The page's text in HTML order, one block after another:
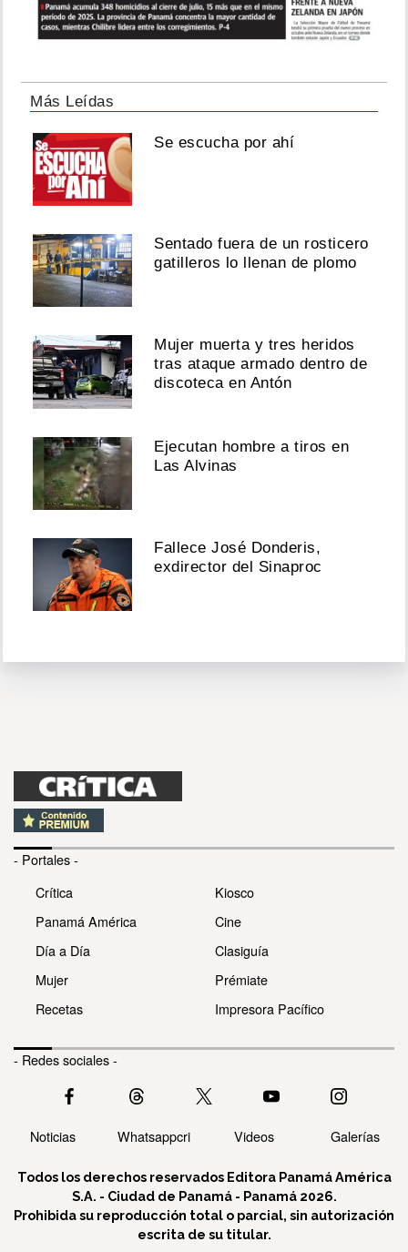
Más Leídas
Se escucha por ahí
Sentado fuera de un rosticero
gatilleros lo llenan de plomo
Mujer muerta y tres heridos
tras ataque armado dentro de
discoteca en Antón
Ejecutan hombre a tiros en
Las Alvinas
Fallece José Donderis,
exdirector del Sinaproc
- Portales -
Crítica
Panamá América
Día a Día
Mujer
Recetas
Kiosco
Cine
Clasiguía
Prémiate
Impresora Pacífico
- Redes sociales -
Noticias Whatsappcri Videos Galerías
Todos los derechos reservados Editora Panamá América
S.A. - Ciudad de Panamá - Panamá 2026.
Prohibida su reproducción total o parcial, sin autorización
escrita de su titular.